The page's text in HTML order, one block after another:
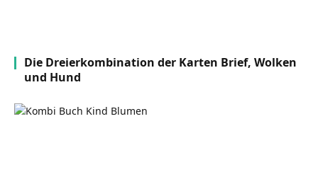
Die Dreierkombination der Karten Brief, Wolken
und Hund